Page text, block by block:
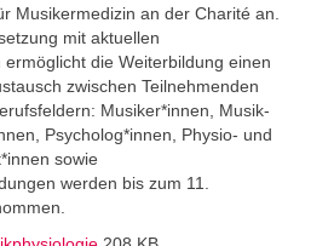
Musikermedizin an der Charité an.
mit aktuellen
die Weiterbildung einen
zwischen Teilnehmenden
Musiker*innen, Musik-
Psycholog*innen, Physio- und
sowie
werden bis zum 11.